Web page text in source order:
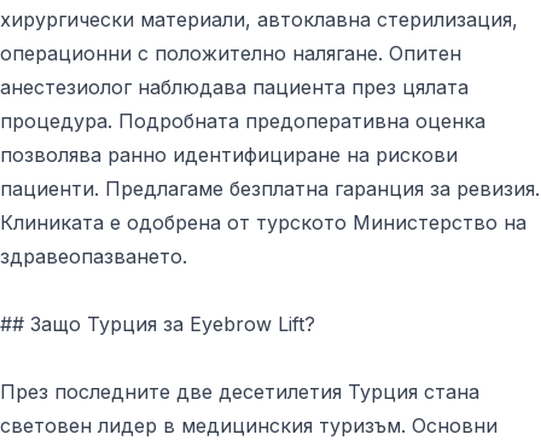
хирургически материали, автоклавна стерилизация,
операционни с положително налягане. Опитен
анестезиолог наблюдава пациента през цялата
процедура. Подробната предоперативна оценка
позволява ранно идентифициране на рискови
пациенти. Предлагаме безплатна гаранция за ревизия.
Клиниката е одобрена от турското Министерство на
здравеопазването.
## Защо Турция за Eyebrow Lift?
През последните две десетилетия Турция стана
световен лидер в медицинския туризъм. Основни